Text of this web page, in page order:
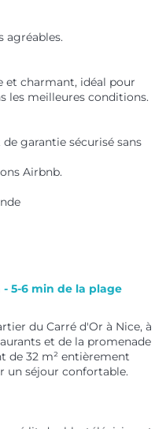
agréables.
et charmant, idéal pour
les meilleures conditions.
garantie sécurisé sans
Airbnb.
- 5-6 min de la plage
du Carré d'Or à Nice, à
et de la promenade
de 32 m² entièrement
un séjour confortable.